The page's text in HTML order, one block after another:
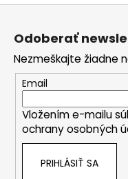
Z
Odoberať
Nezmeškajte žiadne
Email
Vložením e-mailu
ochrany osobných
PRIHLÁSIŤ SA